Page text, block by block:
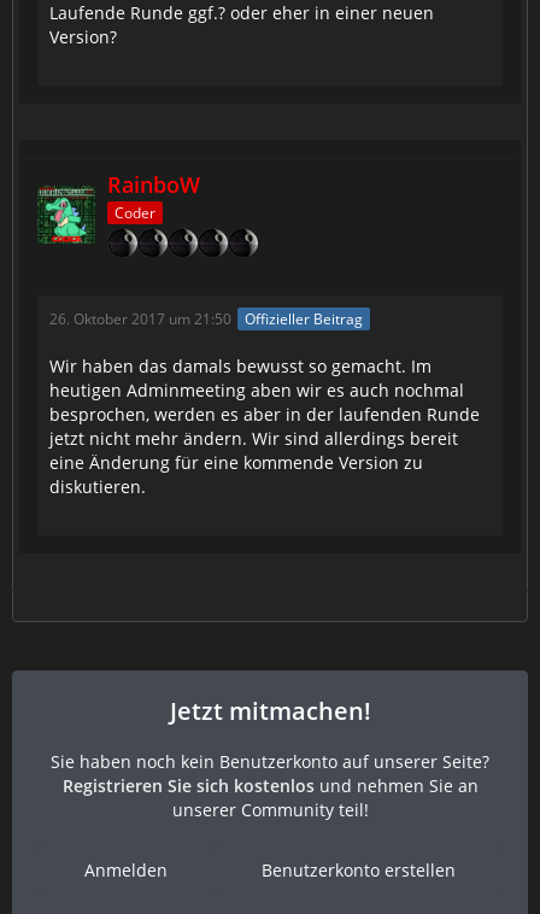
Laufende Runde ggf.? oder eher in einer neuen
Version?
RainboW
Coder
26. Oktober 2017 um 21:50 Offizieller Beitrag
Wir haben das damals bewusst so gemacht. Im
heutigen Adminmeeting aben wir es auch nochmal
besprochen, werden es aber in der laufenden Runde
jetzt nicht mehr ändern. Wir sind allerdings bereit
eine Änderung für eine kommende Version zu
diskutieren.
Jetzt mitmachen!
Sie haben noch kein Benutzerkonto auf unserer Seite?
Registrieren Sie sich kostenlosund nehmen Sie an
unserer Community teil!
Benutzerkonto erstellen
Anmelden